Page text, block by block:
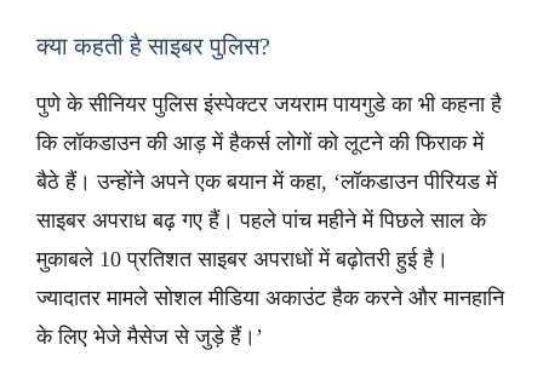
क्या कहती है साइबर पुलिस?
पुणे के सीनियर पुलिस इंस्पेक्टर जयराम पायगुडे का भी कहना है
कि लॉकडाउन की आड़ में हैकर्स लोगों को लूटने की फिराक में
बैठे हैं। उन्होंने अपने एक बयान में कहा, ‘लॉकडाउन पीरियड में
साइबर अपराध बढ़ गए हैं। पहले पांच महीने में पिछले साल के
मुकाबले 10 प्रतिशत साइबर अपराधों में बढ़ोतरी हुई है।
ज्यादातर मामले सोशल मीडिया अकाउंट हैक करने और मानहानि
के लिए भेजे मैसेज से जुड़े हैं।’